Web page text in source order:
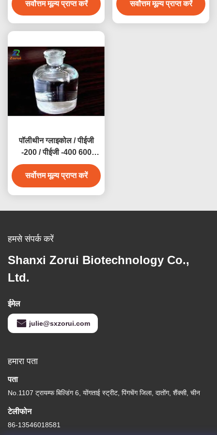
E551
सर्वोत्तम मूल्य प्राप्त करें सर्वोत्तम मूल्य प्राप्त करें
पॉलीथीन ग्लाइकोल / पीईजी
-200 / पीईजी -400 600
4000 6000 8000 सीएएस
25322-68-3
सर्वोत्तम मूल्य प्राप्त करें
हमसे संपर्क करें
Shanxi Zorui Biotechnology Co.,
Ltd.
ईमेल
julie@sxzorui.com
हमारा पता
पता
No.1107 ट्रायम्फ बिल्डिंग 6, योंगताई स्ट्रीट, पिंगचेंग जिला, दातोंग, शैंक्सी, चीन
टेलीफोन
86-13546018581